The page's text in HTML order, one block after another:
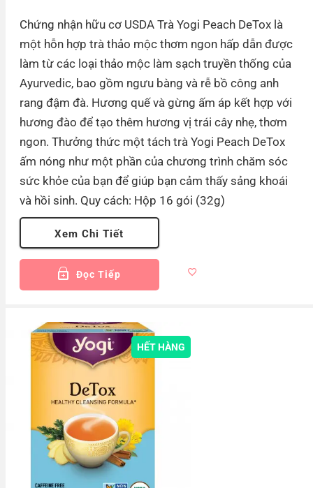
Chứng nhận hữu cơ USDA Trà Yogi Peach DeTox là
một hỗn hợp trà thảo mộc thơm ngon hấp dẫn được
làm từ các loại thảo mộc làm sạch truyền thống của
Ayurvedic, bao gồm ngưu bàng và rễ bồ công anh
rang đậm đà. Hương quế và gừng ấm áp kết hợp với
hương đào để tạo thêm hương vị trái cây nhẹ, thơm
ngon. Thưởng thức một tách trà Yogi Peach DeTox
ấm nóng như một phần của chương trình chăm sóc
sức khỏe của bạn để giúp bạn cảm thấy sảng khoái
và hồi sinh. Quy cách: Hộp 16 gói (32g)
Xem Chi Tiết
Đọc Tiếp
HẾT HÀNG